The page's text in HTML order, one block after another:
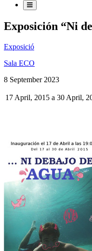
Exposición “Ni
Exposició
Sala ECO
8 September 2023
17 April, 2015 a 30 April,